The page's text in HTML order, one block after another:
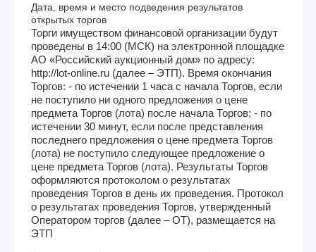
Дата, время и место подведения результатов
открытых торгов
Торги имуществом финансовой организации будут
проведены в 14:00 (МСК) на электронной площадке
АО «Российский аукционный дом» по адресу:
http://lot-online.ru (далее – ЭТП). Время окончания
Торгов: - по истечении 1 часа с начала Торгов, если
не поступило ни одного предложения о цене
предмета Торгов (лота) после начала Торгов; - по
истечении 30 минут, если после представления
последнего предложения о цене предмета Торгов
(лота) не поступило следующее предложение о
цене предмета Торгов (лота). Результаты Торгов
оформляются протоколом о результатах
проведения Торгов в день их проведения. Протокол
о результатах проведения Торгов, утвержденный
Оператором торгов (далее – ОТ), размещается на
ЭТП